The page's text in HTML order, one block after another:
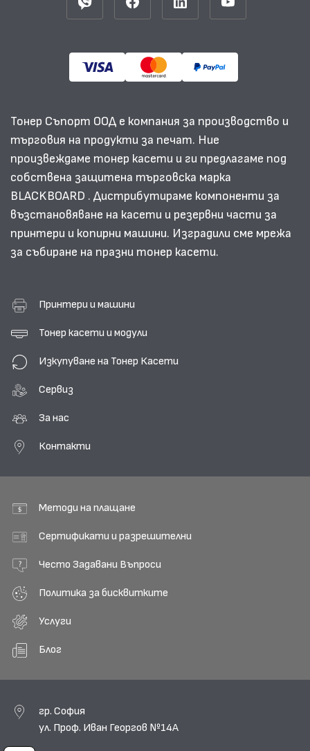
Тонер Съпорт ООД е компания за производство и
търговия на продукти за печат. Ние
произвеждаме тонер касети и ги предлагаме под
собствена защитена търговска марка
BLACKBOARD . Дистрибутираме компоненти за
възстановяване на касети и резервни части за
принтери и копирни машини. Изградили сме мрежа
за събиране на празни тонер касети.
Принтери и машини
Тонер касети и модули
Изкупуване на Тонер Касети
Сервиз
За нас
Контакти
Методи на плащане
Сертификати и разрешителни
Често Задавани Въпроси
Политика за бисквитките
Услуги
Блог
гр. София
ул. Проф. Иван Георгов №14А